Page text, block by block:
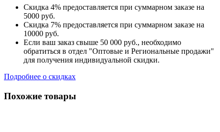
Скидка 4% предоставляется при суммарном заказе на
5000 руб.
Скидка 7% предоставляется при суммарном заказе на
10000 руб.
Если ваш заказ свыше 50 000 руб., необходимо
обратиться в отдел "Оптовые и Региональные продажи"
для получения индивидуальной скидки.
Подробнее о скидках
Похожие товары